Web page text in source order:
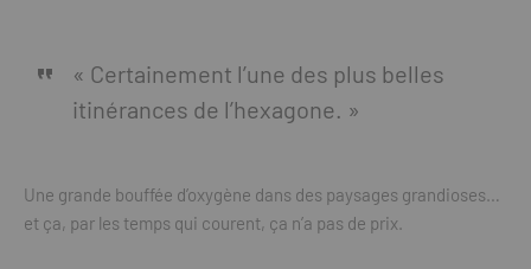
« Certainement l’une des plus belles
itinérances de l’hexagone. »
Une grande bouffée d’oxygène dans des paysages grandioses…
et ça, par les temps qui courent, ça n’a pas de prix.